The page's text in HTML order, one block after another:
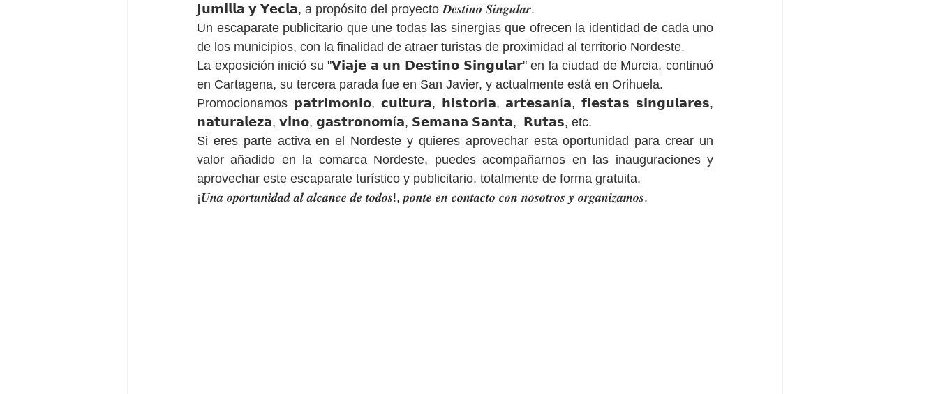
𝗝𝘂𝗺𝗶𝗹𝗹𝗮 𝘆 𝗬𝗲𝗰𝗹𝗮, a propósito del proyecto 𝑫𝒆𝒔𝒕𝒊𝒏𝒐 𝑺𝒊𝒏𝒈𝒖𝒍𝒂𝒓.
Un escaparate publicitario que une todas las sinergias que ofrecen la identidad de cada uno
de los municipios, con la finalidad de atraer turistas de proximidad al territorio Nordeste.
La exposición inició su "𝗩𝗶𝗮𝗷𝗲 𝗮 𝘂𝗻 𝗗𝗲𝘀𝘁𝗶𝗻𝗼 𝗦𝗶𝗻𝗴𝘂𝗹𝗮𝗿" en la ciudad de Murcia, continuó
en Cartagena, su tercera parada fue en San Javier, y actualmente está en Orihuela.
Promocionamos 𝗽𝗮𝘁𝗿𝗶𝗺𝗼𝗻𝗶𝗼, 𝗰𝘂𝗹𝘁𝘂𝗿𝗮, 𝗵𝗶𝘀𝘁𝗼𝗿𝗶𝗮, 𝗮𝗿𝘁𝗲𝘀𝗮𝗻í𝗮, 𝗳𝗶𝗲𝘀𝘁𝗮𝘀 𝘀𝗶𝗻𝗴𝘂𝗹𝗮𝗿𝗲𝘀,
𝗻𝗮𝘁𝘂𝗿𝗮𝗹𝗲𝘇𝗮, 𝘃𝗶𝗻𝗼, 𝗴𝗮𝘀𝘁𝗿𝗼𝗻𝗼𝗺í𝗮, 𝗦𝗲𝗺𝗮𝗻𝗮 𝗦𝗮𝗻𝘁𝗮,  𝗥𝘂𝘁𝗮𝘀, etc.
Si eres parte activa en el Nordeste y quieres aprovechar esta oportunidad para crear un
valor añadido en la comarca Nordeste, puedes acompañarnos en las inauguraciones y
aprovechar este escaparate turístico y publicitario, totalmente de forma gratuita.
¡𝑼𝒏𝒂 𝒐𝒑𝒐𝒓𝒕𝒖𝒏𝒊𝒅𝒂𝒅 𝒂𝒍 𝒂𝒍𝒄𝒂𝒏𝒄𝒆 𝒅𝒆 𝒕𝒐𝒅𝒐𝒔!, 𝒑𝒐𝒏𝒕𝒆 𝒆𝒏 𝒄𝒐𝒏𝒕𝒂𝒄𝒕𝒐 𝒄𝒐𝒏 𝒏𝒐𝒔𝒐𝒕𝒓𝒐𝒔 𝒚 𝒐𝒓𝒈𝒂𝒏𝒊𝒛𝒂𝒎𝒐𝒔.